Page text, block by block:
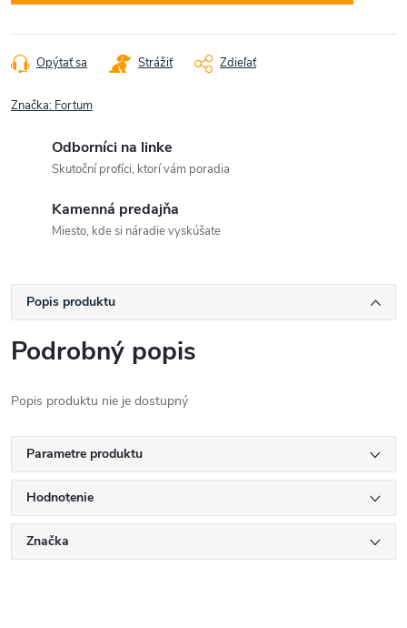
Opýtať sa Strážiť Zdieľať
Značka: Fortum
Odborníci na linke
Skutoční profíci, ktorí vám poradia
Kamenná predajňa
Miesto, kde si náradie vyskúšate
Popis produktu
Podrobný popis
Popis produktu nie je dostupný
Parametre produktu
Hodnotenie
Značka